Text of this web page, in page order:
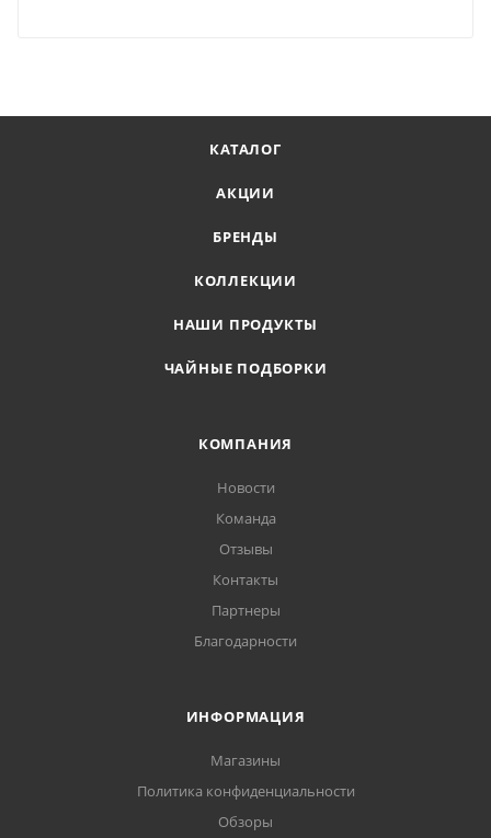
КАТАЛОГ
АКЦИИ
БРЕНДЫ
КОЛЛЕКЦИИ
НАШИ ПРОДУКТЫ
ЧАЙНЫЕ ПОДБОРКИ
КОМПАНИЯ
Новости
Команда
Отзывы
Контакты
Партнеры
Благодарности
ИНФОРМАЦИЯ
Магазины
Политика конфиденциальности
Обзоры